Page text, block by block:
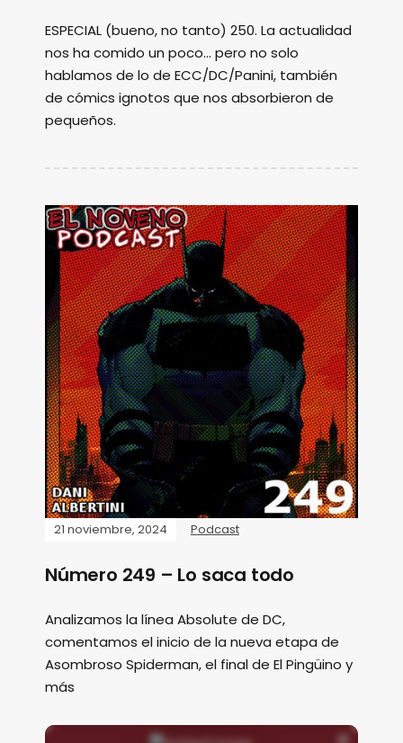
ESPECIAL (bueno, no tanto) 250. La actualidad
nos ha comido un poco... pero no solo
hablamos de lo de ECC/DC/Panini, también
de cómics ignotos que nos absorbieron de
pequeños.
21 noviembre, 2024 Podcast
Número 249 – Lo saca todo
Analizamos la línea Absolute de DC,
comentamos el inicio de la nueva etapa de
Asombroso Spiderman, el final de El Pingüino y
más